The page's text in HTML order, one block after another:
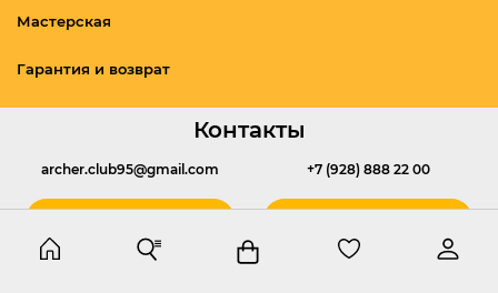
Мастерская
Гарантия и возврат
Контакты
archer.club95@gmail.com +7 (928) 888 22 00